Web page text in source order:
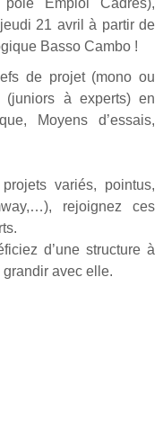
Emploi Cadres),
21 avril à partir de
Basso Cambo !
de projet (mono ou
(juniors à experts) en
Moyens d’essais,
variés, pointus,
rejoignez ces
d’une structure à
avec elle.